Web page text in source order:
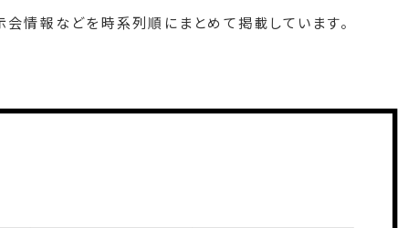
情報などを時系列順にまとめて掲載しています。